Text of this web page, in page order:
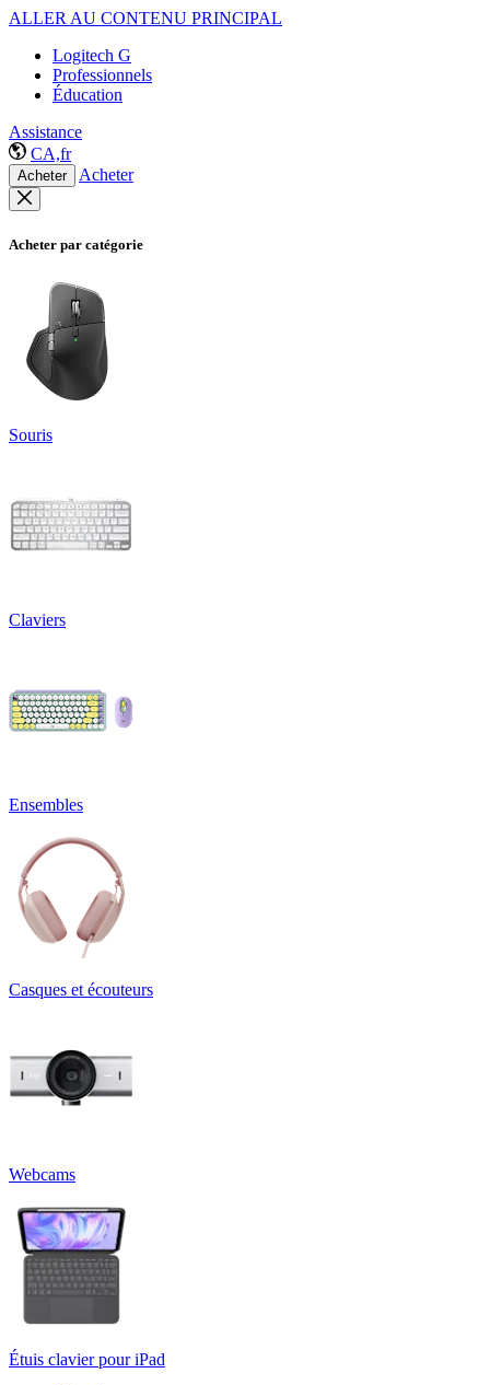
ALLER AU CONTENU PRINCIPAL
Logitech G
Professionnels
Éducation
Assistance
CA,fr
Acheter Acheter
Acheter par catégorie
Souris
Claviers
Ensembles
Casques et écouteurs
Webcams
Étuis clavier pour iPad